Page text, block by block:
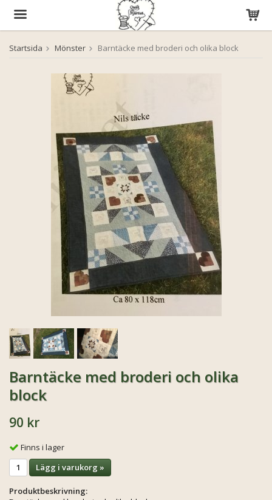
Startsida Mönster Barntäcke med broderi och olika block
Barntäcke med broderi och olika
block
90 kr
Finns i lager
Lägg i varukorg »
Produktbeskrivning: